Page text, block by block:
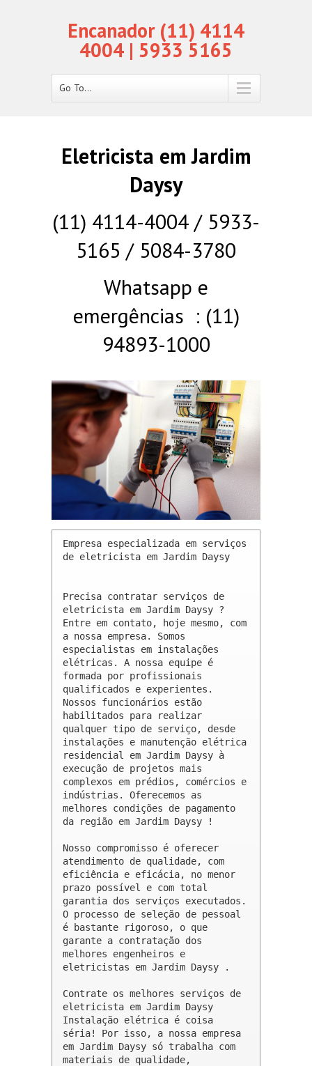
Encanador (11) 4114
4004 | 5933 5165
Go To...
Eletricista em Jardim
Daysy
(11) 4114-4004 / 5933-
5165 / 5084-3780
Whatsapp e
emergências : (11)
94893-1000
Empresa especializada em serviços
de eletricista em Jardim Daysy
Precisa contratar serviços de
eletricista em Jardim Daysy ?
Entre em contato, hoje mesmo, com
a nossa empresa. Somos
especialistas em instalações
elétricas. A nossa equipe é
formada por profissionais
qualificados e experientes.
Nossos funcionários estão
habilitados para realizar
qualquer tipo de serviço, desde
instalações e manutenção elétrica
residencial em Jardim Daysy à
execução de projetos mais
complexos em prédios, comércios e
indústrias. Oferecemos as
melhores condições de pagamento
da região em Jardim Daysy !
Nosso compromisso é oferecer
atendimento de qualidade, com
eficiência e eficácia, no menor
prazo possível e com total
garantia dos serviços executados.
O processo de seleção de pessoal
é bastante rigoroso, o que
garante a contratação dos
melhores engenheiros e
eletricistas em Jardim Daysy .
Contrate os melhores serviços de
eletricista em Jardim Daysy
Instalação elétrica é coisa
séria! Por isso, a nossa empresa
em Jardim Daysy só trabalha com
materiais de qualidade,